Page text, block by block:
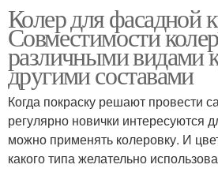
водоэмульсионной
краски
Колер для фасадной
Совместимости
различными видами
другими составами
Когда покраску решают провести
регулярно новички интересуются
можно применять колеровку. И
какого типа желательно